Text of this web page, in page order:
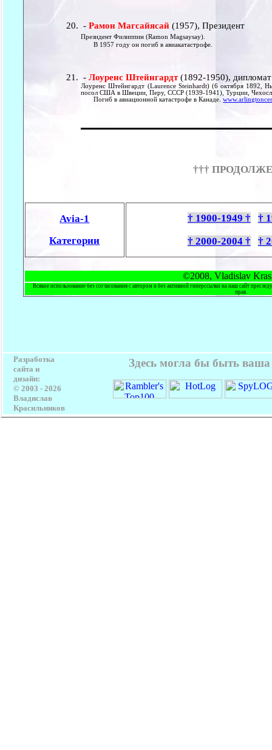
-Рамон Магсайясай (1957), Президент
Президент Филиппин (Ramon Magsaysay).
В 1957 году он погиб в авиакатастрофе.
-Лоуренс Штейнгардт(1892-1950), дипломат
Лоуренс Штейнгардт (Laurence Steinhardt) (6 октября 1892,
посол США в Швеции, Перу, СССР (1939-1941), Турции,
Погиб в авиационной катастрофе в Канаде.
†††
Avia-1
Категории
† 1900-1949 †
†
† 2000-2004 †
†
©2008, Vladislav
Всякое использование без согласования с автором и без активной гиперссылки на наш сайт
прав.
Разработка
сайта и
дизайн:
© 2003 -2026
Владислав
Красильников
Здесь могла бы быть